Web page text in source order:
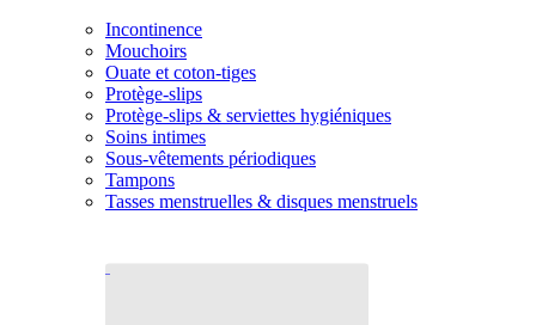
Incontinence
Mouchoirs
Ouate et coton-tiges
Protège-slips
Protège-slips & serviettes hygiéniques
Soins intimes
Sous-vêtements périodiques
Tampons
Tasses menstruelles & disques menstruels